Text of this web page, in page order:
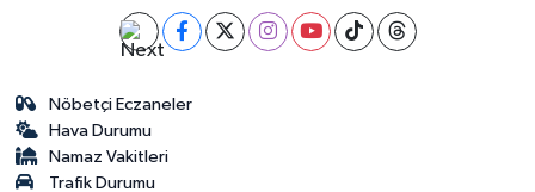
Nöbetçi Eczaneler
Hava Durumu
Namaz Vakitleri
Trafik Durumu